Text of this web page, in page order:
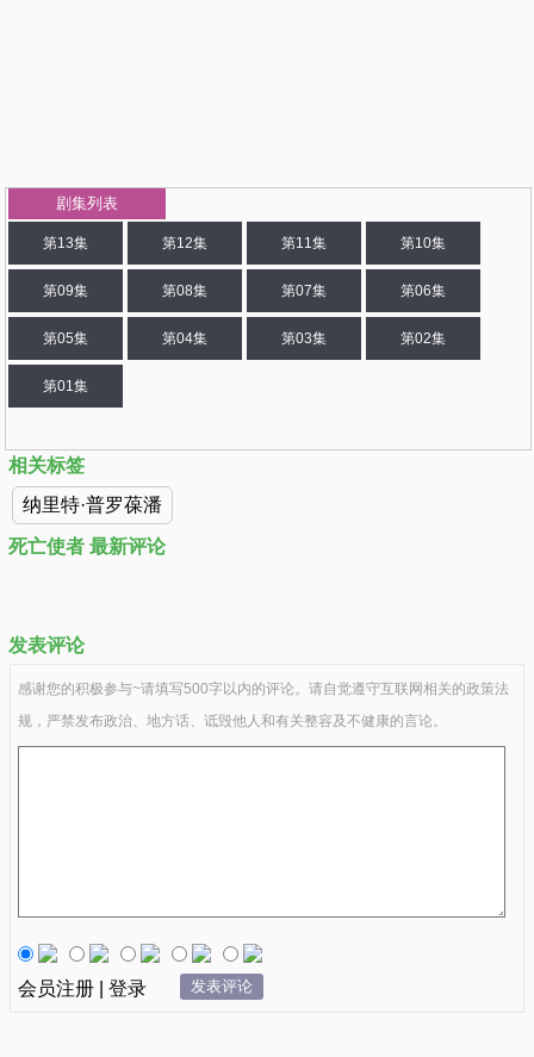
剧集列表
第13集 第12集 第11集 第10集
第09集 第08集 第07集 第06集
第05集 第04集 第03集 第02集
第01集
相关标签
纳里特·普罗葆潘
死亡使者 最新评论
发表评论
感谢您的积极参与~请填写500字以内的评论。请自觉遵守互联网相关的政策法
规，严禁发布政治、地方话、诋毁他人和有关整容及不健康的言论。
会员注册 | 登录 发表评论